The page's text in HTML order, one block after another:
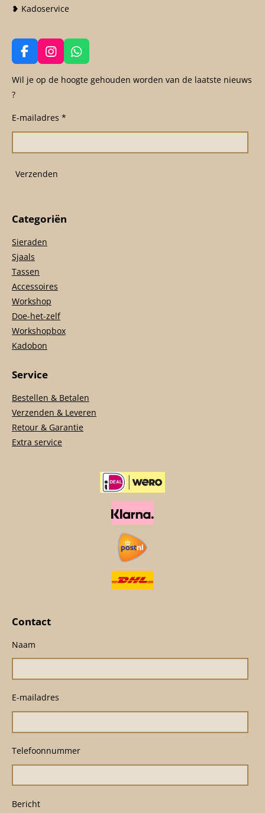
❥ Kadoservice
F
a
c
o
o
I
n
s
g
r
m
W
h
a
p
Wil je op de hoogte gehouden worden van de laatste nieuws
?
E-mailadres *
Verzenden
Categoriën
Sieraden
Sjaals
Tassen
Accessoires
Workshop
Doe-het-zelf
Workshopbox
Kadobon
Service
Bestellen & Betalen
Verzenden & Leveren
Retour & Garantie
Extra service
Contact
Naam
E-mailadres
Telefoonnummer
Bericht